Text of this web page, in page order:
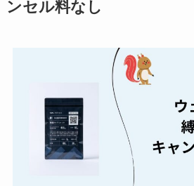
ベ
詳
ユ
ま
ンセル料なし